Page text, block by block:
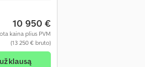
10 950 €
kaina plius PVM
(13 250 € bruto)